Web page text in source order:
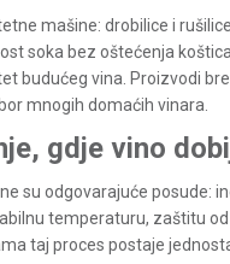
mašine: drobilice i
soka bez oštećenja
budućeg vina. Proizvodi
mnogih domaćih vinara.
gdje vino
su odgovarajuće posude:
temperaturu, zaštitu
taj proces postaje